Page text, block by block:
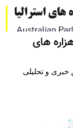
های
و تحلیلی